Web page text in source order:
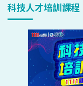
科技人才培訓課程